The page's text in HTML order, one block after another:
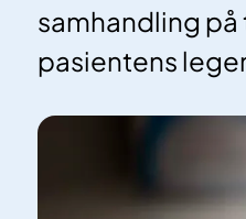
samhandling
pasientens